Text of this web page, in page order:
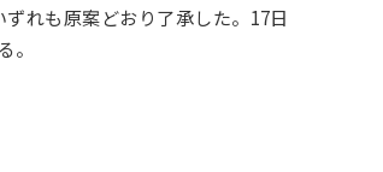
れも原案どおり了承した。17日
。